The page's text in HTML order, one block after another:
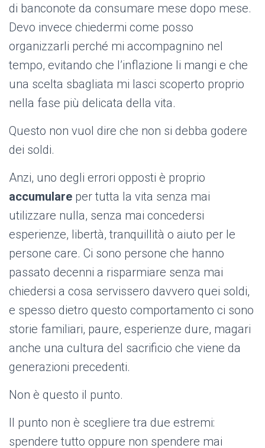
di banconote da consumare mese dopo mese.
Devo invece chiedermi come posso
organizzarli perché mi accompagnino nel
tempo, evitando che l’inflazione li mangi e che
una scelta sbagliata mi lasci scoperto proprio
nella fase più delicata della vita.
Questo non vuol dire che non si debba godere
dei soldi.
Anzi, uno degli errori opposti è proprio
accumulare per tutta la vita senza mai
utilizzare nulla, senza mai concedersi
esperienze, libertà, tranquillità o aiuto per le
persone care. Ci sono persone che hanno
passato decenni a risparmiare senza mai
chiedersi a cosa servissero davvero quei soldi,
e spesso dietro questo comportamento ci sono
storie familiari, paure, esperienze dure, magari
anche una cultura del sacrificio che viene da
generazioni precedenti.
Non è questo il punto.
Il punto non è scegliere tra due estremi:
spendere tutto oppure non spendere mai